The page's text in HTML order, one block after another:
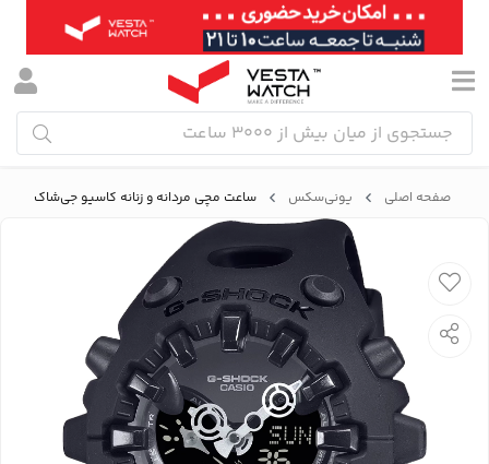
صفحه اصلی یونی‌سکس ساعت مچی مردانه و زنانه کاسیو جی‌شاک CASIO G-SHOCK مدل GA-V01-1ADR